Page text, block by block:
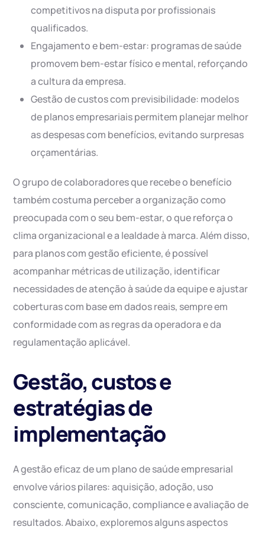
competitivos na disputa por profissionais
qualificados.
Engajamento e bem-estar: programas de saúde
promovem bem-estar físico e mental, reforçando
a cultura da empresa.
Gestão de custos com previsibilidade: modelos
de planos empresariais permitem planejar melhor
as despesas com benefícios, evitando surpresas
orçamentárias.
O grupo de colaboradores que recebe o benefício
também costuma perceber a organização como
preocupada com o seu bem-estar, o que reforça o
clima organizacional e a lealdade à marca. Além disso,
para planos com gestão eficiente, é possível
acompanhar métricas de utilização, identificar
necessidades de atenção à saúde da equipe e ajustar
coberturas com base em dados reais, sempre em
conformidade com as regras da operadora e da
regulamentação aplicável.
Gestão, custos e
estratégias de
implementação
A gestão eficaz de um plano de saúde empresarial
envolve vários pilares: aquisição, adoção, uso
consciente, comunicação, compliance e avaliação de
resultados. Abaixo, exploremos alguns aspectos